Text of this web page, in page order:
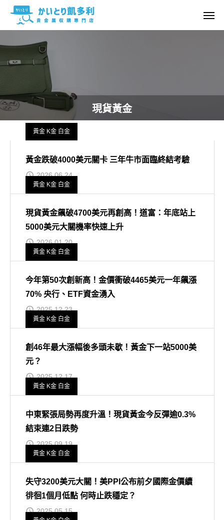
現貨黃金
黃金 K金 白金
黃金跌破4000美元關卡 三年牛市面臨終結考驗
2026.06.24
黃金 K金 白金
現貨黃金飆破4700美元再創高！道富：年底站上
5000美元大關機率快速上升
2026.01.20
黃金 K金 白金
今年第50次創新高！金價衝破4465美元一年飆漲
70% 央行、ETF資金湧入
2025.12.23
黃金 K金 白金
創46年最大漲幅後多頭未歇！黃金下一站5000美
元？
2025.12.17
黃金 K金 白金
中東緊張局勢再度升溫！現貨黃金今反彈逾0.3%
結束連2日跌勢
2025.09.19
黃金 K金 白金
失守3200美元大關！美PPI公布前夕國際金價續
徘徊1個月低點 何時止跌穩定？
2025.05.15